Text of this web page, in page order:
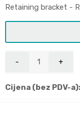
Retaining bracket -
Cijena (bez PDV-a):